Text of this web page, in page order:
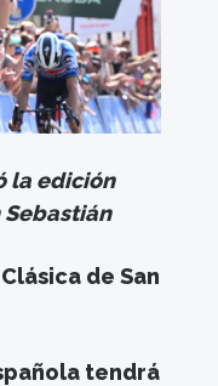
la edición
Sebastián
de San
tendrá